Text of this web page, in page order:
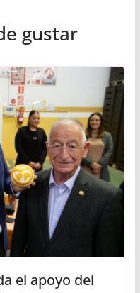
gustar
el apoyo del